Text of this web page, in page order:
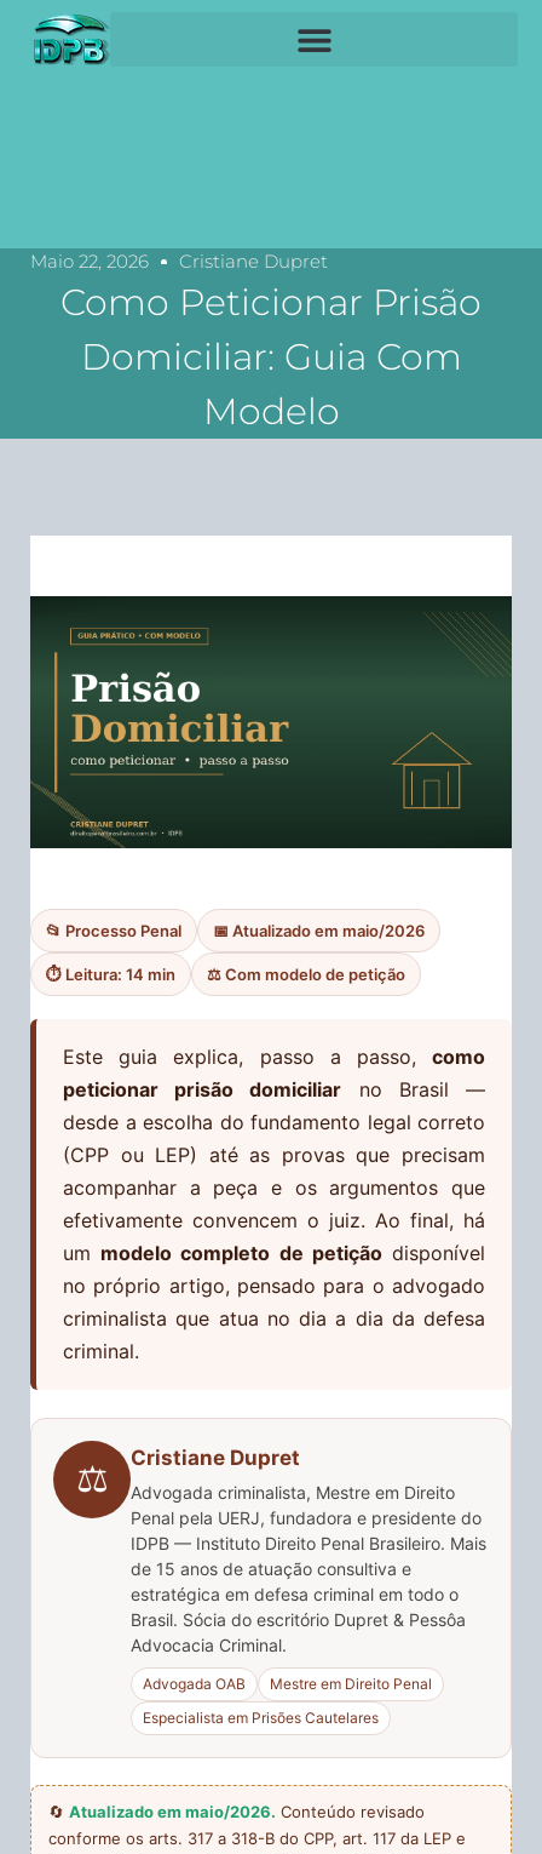
Maio 22, 2026 Cristiane Dupret
Como Peticionar Prisão
Domiciliar: Guia Com
Modelo
📂 Processo Penal 📅 Atualizado em maio/2026
⏱️ Leitura: 14 min ⚖️ Com modelo de petição
Este guia explica, passo a passo, como
peticionar prisão domiciliar no Brasil —
desde a escolha do fundamento legal correto
(CPP ou LEP) até as provas que precisam
acompanhar a peça e os argumentos que
efetivamente convencem o juiz. Ao final, há
um modelo completo de petiçãodisponível
no próprio artigo, pensado para o advogado
criminalista que atua no dia a dia da defesa
criminal.
⚖️ Cristiane Dupret
Advogada criminalista, Mestre em Direito
Penal pela UERJ, fundadora e presidente do
IDPB — Instituto Direito Penal Brasileiro. Mais
de 15 anos de atuação consultiva e
estratégica em defesa criminal em todo o
Brasil. Sócia do escritório Dupret & Pessôa
Advocacia Criminal.
Advogada OAB
Mestre em Direito Penal
Especialista em Prisões Cautelares
🔄 Atualizado em maio/2026. Conteúdo revisado
conforme os arts. 317 a 318-B do CPP, art. 117 da LEP e